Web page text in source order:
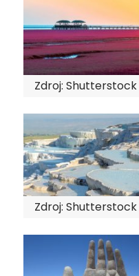
Zdroj: Shutterstock
Zdroj: Shutterstock